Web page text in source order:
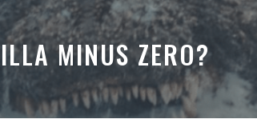
MINUS ZERO?